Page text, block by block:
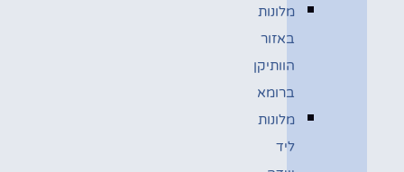
מלונות
באזור
הוותיקן
ברומא
מלונות
ליד